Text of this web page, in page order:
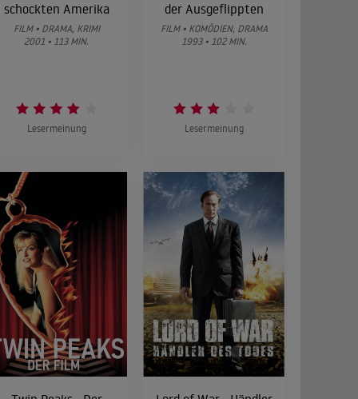
schockten Amerika
FILM • DRAMA, KRIMI
2001 • 113 MIN.
Lesermeinung
der Ausgeflippten
FILM • KOMÖDIEN, DRAMA
1993 • 102 MIN.
Lesermeinung